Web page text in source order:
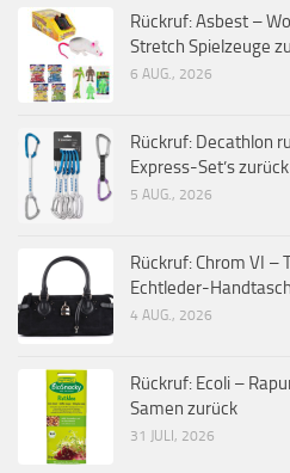
Rückruf: Asbest –
Stretch Spielzeuge
6 AUG., 2026
Rückruf: Decathlon
Express-Set’s zurück
5 AUG., 2026
Rückruf: Chrom VI –
Echtleder-
4 AUG., 2026
Rückruf: Ecoli –
Samen zurück
31 JULI, 2026